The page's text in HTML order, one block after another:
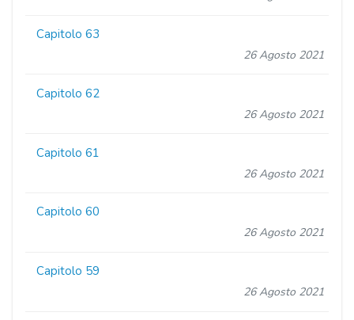
Capitolo 63
26 Agosto 2021
Capitolo 62
26 Agosto 2021
Capitolo 61
26 Agosto 2021
Capitolo 60
26 Agosto 2021
Capitolo 59
26 Agosto 2021